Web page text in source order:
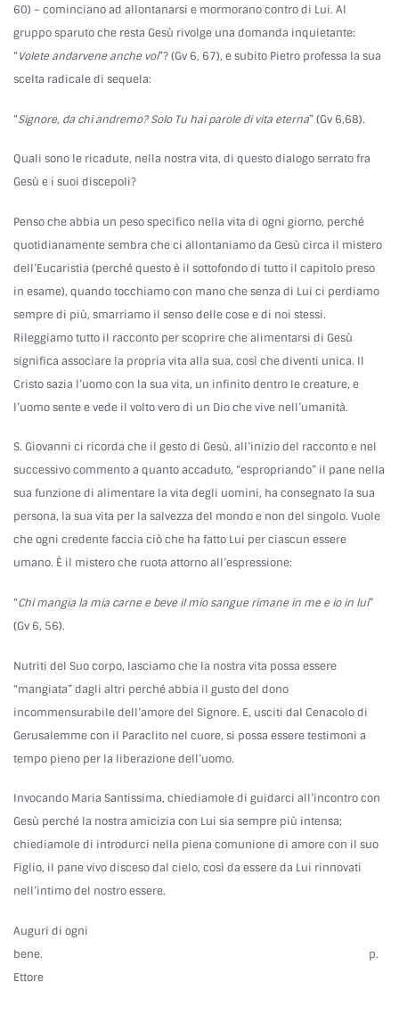
60) – cominciano ad allontanarsi e mormorano contro di Lui. Al
gruppo sparuto che resta Gesù rivolge una domanda inquietante:
“Volete andarvene anche voi”? (Gv 6, 67), e subito Pietro professa la sua
scelta radicale di sequela:
“Signore, da chi andremo? Solo Tu hai parole di vita eterna” (Gv 6,68).
Quali sono le ricadute, nella nostra vita, di questo dialogo serrato fra
Gesù e i suoi discepoli?
Penso che abbia un peso specifico nella vita di ogni giorno, perché
quotidianamente sembra che ci allontaniamo da Gesù circa il mistero
dell’Eucaristia (perché questo è il sottofondo di tutto il capitolo preso
in esame), quando tocchiamo con mano che senza di Lui ci perdiamo
sempre di più, smarriamo il senso delle cose e di noi stessi.
Rileggiamo tutto il racconto per scoprire che alimentarsi di Gesù
significa associare la propria vita alla sua, così che diventi unica. Il
Cristo sazia l’uomo con la sua vita, un infinito dentro le creature, e
l’uomo sente e vede il volto vero di un Dio che vive nell’umanità.
S. Giovanni ci ricorda che il gesto di Gesù, all’inizio del racconto e nel
successivo commento a quanto accaduto, “espropriando” il pane nella
sua funzione di alimentare la vita degli uomini, ha consegnato la sua
persona, la sua vita per la salvezza del mondo e non del singolo. Vuole
che ogni credente faccia ciò che ha fatto Lui per ciascun essere
umano. È il mistero che ruota attorno all’espressione:
“Chi mangia la mia carne e beve il mio sangue rimane in me e io in lui”
(Gv 6, 56).
Nutriti del Suo corpo, lasciamo che la nostra vita possa essere
“mangiata” dagli altri perché abbia il gusto del dono
incommensurabile dell’amore del Signore. E, usciti dal Cenacolo di
Gerusalemme con il Paraclito nel cuore, si possa essere testimoni a
tempo pieno per la liberazione dell’uomo.
Invocando Maria Santissima, chiediamole di guidarci all’incontro con
Gesù perché la nostra amicizia con Lui sia sempre più intensa;
chiediamole di introdurci nella piena comunione di amore con il suo
Figlio, il pane vivo disceso dal cielo, così da essere da Lui rinnovati
nell’intimo del nostro essere.
Auguri di ogni
bene. p.
Ettore